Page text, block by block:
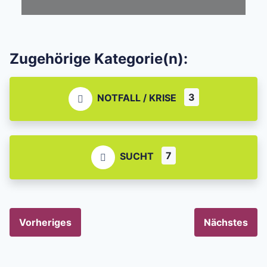
Zugehörige Kategorie(n):
NOTFALL / KRISE 3
SUCHT 7
Vorheriges Nächstes